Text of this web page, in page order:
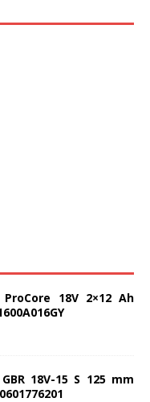
18V 2×12 Ah
18V-15 S 125 mm